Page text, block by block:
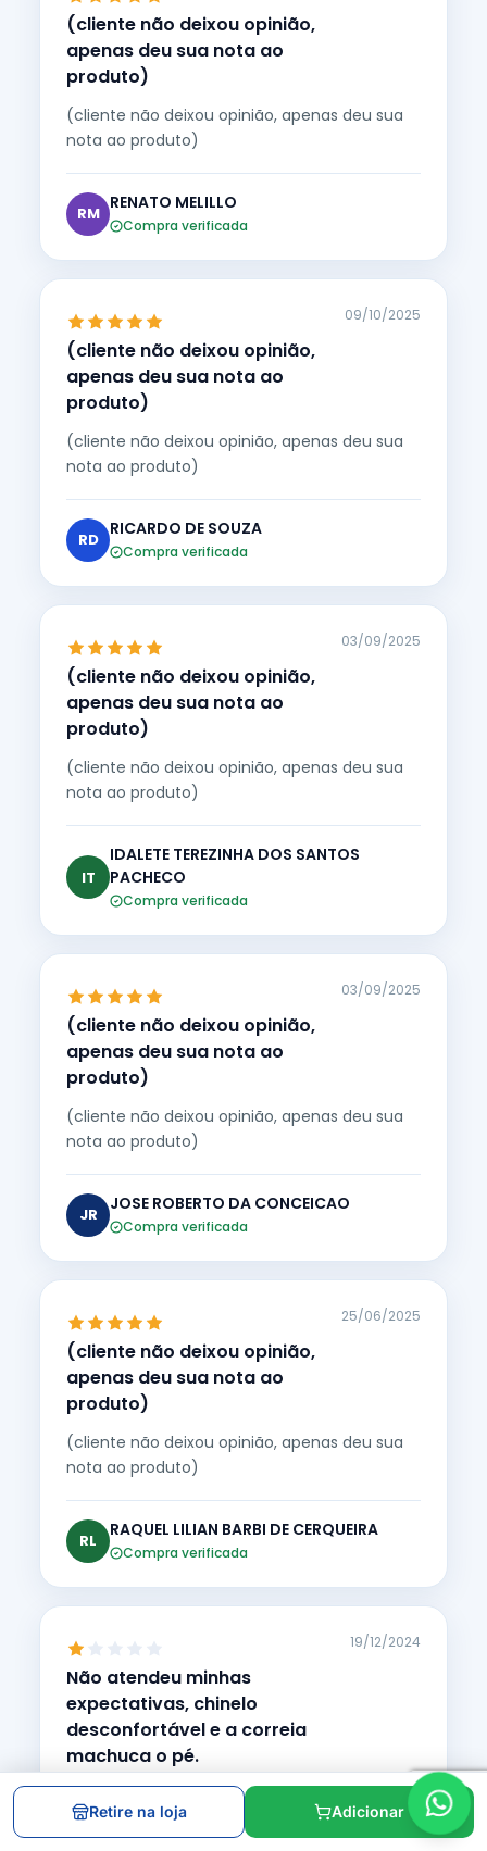
(cliente não deixou opinião,
apenas deu sua nota ao
produto)
(cliente não deixou opinião, apenas deu sua
nota ao produto)
RM
RENATO MELILLO
Compra verificada
(cliente não deixou opinião,
apenas deu sua nota ao
produto)
09/10/2025
(cliente não deixou opinião, apenas deu sua
nota ao produto)
RD
RICARDO DE SOUZA
Compra verificada
(cliente não deixou opinião,
apenas deu sua nota ao
produto)
03/09/2025
(cliente não deixou opinião, apenas deu sua
nota ao produto)
IT
IDALETE TEREZINHA DOS SANTOS
PACHECO
Compra verificada
(cliente não deixou opinião,
apenas deu sua nota ao
produto)
03/09/2025
(cliente não deixou opinião, apenas deu sua
nota ao produto)
JR
JOSE ROBERTO DA CONCEICAO
Compra verificada
(cliente não deixou opinião,
apenas deu sua nota ao
produto)
25/06/2025
(cliente não deixou opinião, apenas deu sua
nota ao produto)
RL
RAQUEL LILIAN BARBI DE CERQUEIRA
Compra verificada
Não atendeu minhas
expectativas, chinelo
desconfortável e a correia
machuca o pé.
19/12/2024
Não atendeu minhas expectativas, chinelo
desconfortável e a correia machuca o pé.
Retire na loja Adicionar